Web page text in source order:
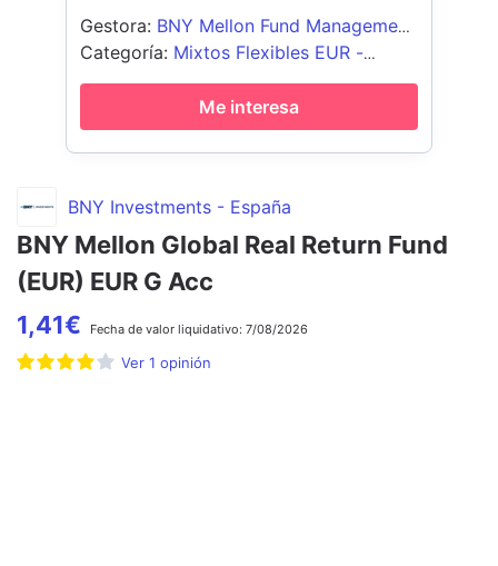
BNY Investments - España
BNY Mellon Global Real Return Fund
(EUR) EUR G Acc
1,41€ Fecha de valor liquidativo: 7/08/2026
Ver 1 opinión
Gestora: BNY Mellon Fund Management
(Lux) S.A.
Categoría: Mixtos Flexibles EUR -
Global
Me interesa